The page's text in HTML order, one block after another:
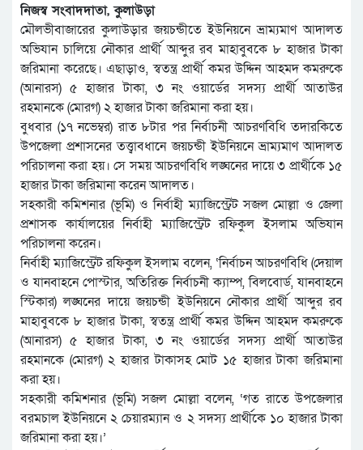
নিজস্ব সংবাদদাতা, কুলাউড়া
মৌলভীবাজারের কুলাউড়ার জয়চন্ডীতে ইউনিয়নে ভ্রাম্যমাণ আদালত
অভিযান চালিয়ে নৌকার প্রার্থী আব্দুর রব মাহাবুবকে ৮ হাজার টাকা
জরিমানা করেছে। এছাড়াও, স্বতন্ত্র প্রার্থী কমর উদ্দিন আহমদ কমরুকে
(আনারস) ৫ হাজার টাকা, ৩ নং ওয়ার্ডের সদস্য প্রার্থী আতাউর
রহমানকে (মোরগ) ২ হাজার টাকা জরিমানা করা হয়।
বুধবার (১৭ নভেম্বর) রাত ৮টার পর নির্বাচনী আচরণবিধি তদারকিতে
উপজেলা প্রশাসনের তত্ত্বাবধানে জয়চন্ডী ইউনিয়নে ভ্রাম্যমাণ আদালত
পরিচালনা করা হয়। সে সময় আচরণবিধি লঙ্ঘনের দায়ে ৩ প্রার্থীকে ১৫
হাজার টাকা জরিমানা করেন আদালত।
সহকারী কমিশনার (ভূমি) ও নির্বাহী ম্যাজিস্ট্রেট সজল মোল্লা ও জেলা
প্রশাসক কার্যালয়ের নির্বাহী ম্যাজিস্ট্রেট রফিকুল ইসলাম অভিযান
পরিচালনা করেন।
নির্বাহী ম্যাজিস্ট্রেট রফিকুল ইসলাম বলেন, ‘নির্বাচন আচরণবিধি (দেয়াল
ও যানবাহনে পোস্টার, অতিরিক্ত নির্বাচনী ক্যাম্প, বিলবোর্ড, যানবাহনে
স্টিকার) লঙ্ঘনের দায়ে জয়চন্ডী ইউনিয়নে নৌকার প্রার্থী আব্দুর রব
মাহাবুবকে ৮ হাজার টাকা, স্বতন্ত্র প্রার্থী কমর উদ্দিন আহমদ কমরুকে
(আনারস) ৫ হাজার টাকা, ৩ নং ওয়ার্ডের সদস্য প্রার্থী আতাউর
রহমানকে (মোরগ) ২ হাজার টাকাসহ মোট ১৫ হাজার টাকা জরিমানা
করা হয়।
সহকারী কমিশনার (ভূমি) সজল মোল্লা বলেন, ‘গত রাতে উপজেলার
বরমচাল ইউনিয়নে ২ চেয়ারম্যান ও ২ সদস্য প্রার্থীকে ১০ হাজার টাকা
জরিমানা করা হয়।’